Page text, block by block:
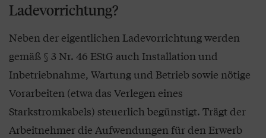
Ladevorrichtung?
Neben der eigentlichen Ladevorrichtung werden
gemäß § 3 Nr. 46 EStG auch Installation und
Inbetriebnahme, Wartung und Betrieb sowie nötige
Vorarbeiten (etwa das Verlegen eines
Starkstromkabels) steuerlich begünstigt. Trägt der
Arbeitnehmer die Aufwendungen für den Erwerb